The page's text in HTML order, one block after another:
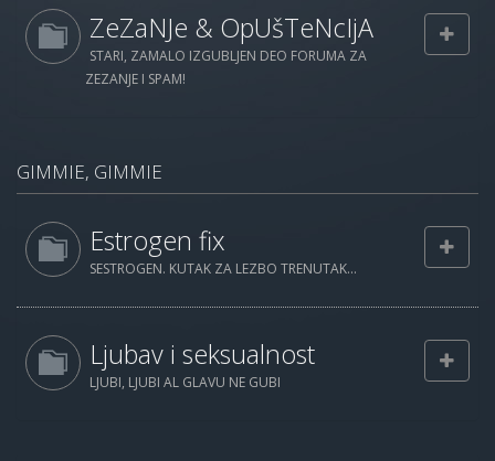
ZeZaNJe & OpUšTeNcIjA
STARI, ZAMALO IZGUBLJEN DEO FORUMA ZA
ZEZANJE I SPAM!
GIMMIE, GIMMIE
Estrogen fix
SESTROGEN. KUTAK ZA LEZBO TRENUTAK...
Ljubav i seksualnost
LJUBI, LJUBI AL GLAVU NE GUBI